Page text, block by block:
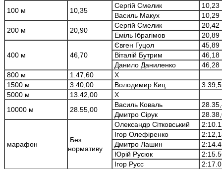
100 м
10,35
Сергій Смелик
10,23
Василь Макух
10,29
200 м
20,90
Сергій Смелик
20,42
Еміль Ібрагімов
20,89
400 м 46,70
Євген Гуцол
45,89
Віталій Бутрим
46,18
Данило Даниленко
46,28
800 м
1.47,60
Х
1500 м
3.40,00 Володимир Киц
5000 м
13.42,00
Х
10000 м
28.55,00
Василь Коваль
Дмитро Сірук
марафон
Без
нормативу
Олександр Сітковський
Ігор Олефіренко
Дмитро Лашин
Юрій Русюк
Ігор Русс